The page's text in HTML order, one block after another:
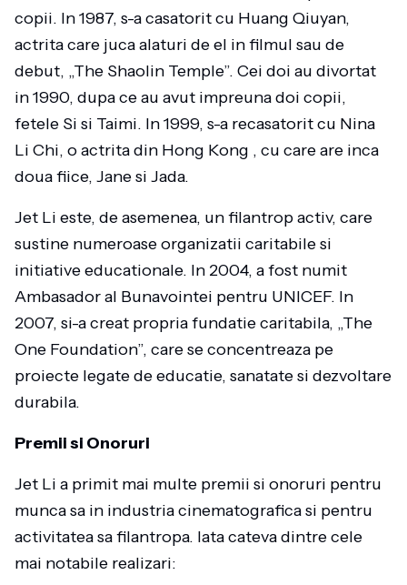
copii. In 1987, s-a casatorit cu Huang Qiuyan,
actrita care juca alaturi de el in filmul sau de
debut, „The Shaolin Temple”. Cei doi au divortat
in 1990, dupa ce au avut impreuna doi copii,
fetele Si si Taimi. In 1999, s-a recasatorit cu Nina
Li Chi, o actrita din Hong Kong , cu care are inca
doua fiice, Jane si Jada.
Jet Li este, de asemenea, un filantrop activ, care
sustine numeroase organizatii caritabile si
initiative educationale. In 2004, a fost numit
Ambasador al Bunavointei pentru UNICEF. In
2007, si-a creat propria fundatie caritabila, „The
One Foundation”, care se concentreaza pe
proiecte legate de educatie, sanatate si dezvoltare
durabila.
Premii si Onoruri
Jet Li a primit mai multe premii si onoruri pentru
munca sa in industria cinematografica si pentru
activitatea sa filantropa. Iata cateva dintre cele
mai notabile realizari: